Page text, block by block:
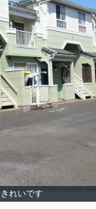
れいです